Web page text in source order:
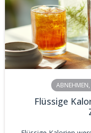
ABNEHMEN,
Flüssige